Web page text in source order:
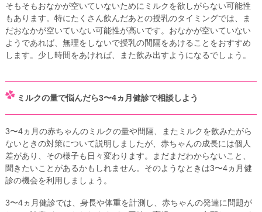
そもそもおなかが空いていないためにミルクを欲しがらない可能性
もあります。特にたくさん飲んだあとの授乳のタイミングでは、ま
だおなかが空いていない可能性が高いです。おなかが空いていない
ようであれば、無理をしないで授乳の間隔をあけることをおすすめ
します。少し時間をあければ、また飲み出すようになるでしょう。
ミルクの量で悩んだら3〜4ヵ月健診で相談しよう
3〜4ヵ月の赤ちゃんのミルクの量や間隔、またミルクを飲みたがら
ないときの対策について説明しましたが、赤ちゃんの成長には個人
差があり、その様子も日々変わります。まだまだわからないこと、
聞きたいことがあるかもしれません。そのようなときは3〜4ヵ月健
診の機会を利用しましょう。
3〜4ヵ月健診では、身長や体重を計測し、赤ちゃんの発達に問題が